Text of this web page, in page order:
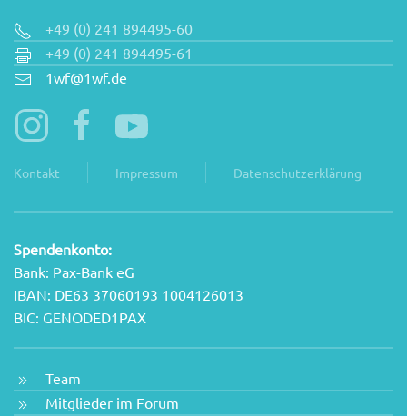
+49 (0) 241 894495-60
+49 (0) 241 894495-61
1wf@1wf.de
Kontakt Impressum Datenschutzerklärung
Spendenkonto:
Bank: Pax-Bank eG
IBAN: DE63 37060193 1004126013
BIC: GENODED1PAX
Team
Mitglieder im Forum